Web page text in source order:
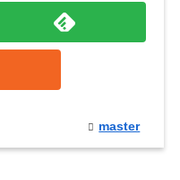
master